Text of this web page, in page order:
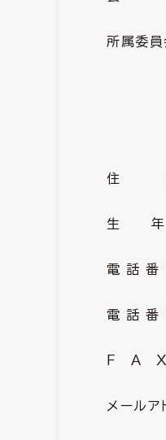
所属委
総
住 所
生 年
電 話 番
電 話 番
Ｆ Ａ
メール